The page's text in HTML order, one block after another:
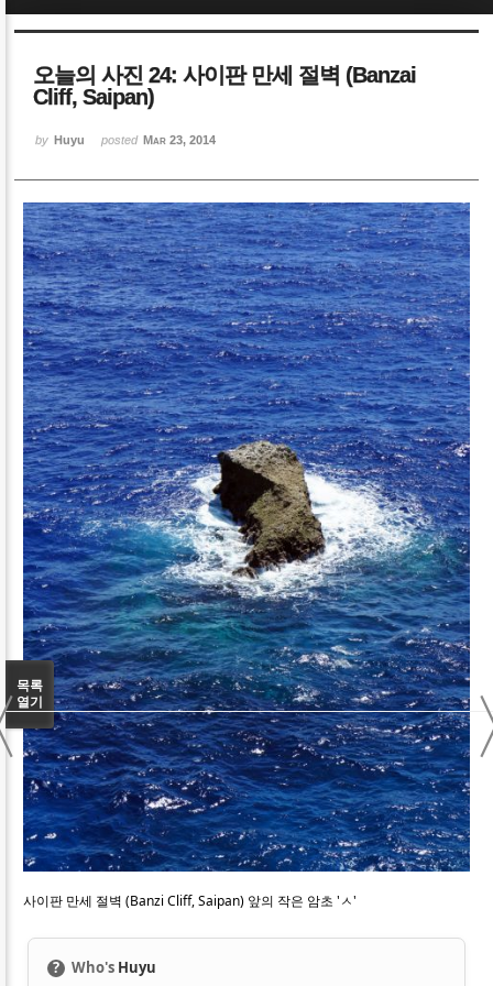
오늘의 사진 24: 사이판 만세 절벽 (Banzai
Cliff, Saipan)
by Huyu posted Mar 23, 2014
사이판 만세 절벽 (Banzi Cliff, Saipan) 앞의 작은 암초 'ㅅ'
? Who's Huyu
목록
열기
Sketchbook5, 스케치북5
Sketchbook5, 스케치북5
Sketchbook5, 스케치북5
Sketchbook5, 스케치북5